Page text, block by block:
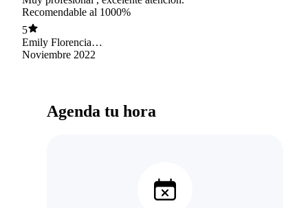
Recomendable al 1000%
5
Emily Florencia
Olguín Cifuentes
Noviembre 2022
Agenda tu hora